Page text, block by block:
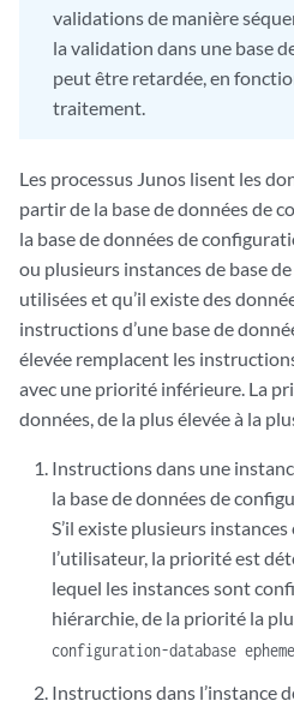
validations de manière
la validation dans une base
peut être retardée, en
traitement.
Les processus Junos lisent les
partir de la base de données de
la base de données de
ou plusieurs instances de base
utilisées et qu’il existe des
instructions d’une base de
élevée remplacent les
avec une priorité inférieure. La
données, de la plus élevée à la
Instructions dans une
la base de données de
S’il existe plusieurs
l’utilisateur, la priorité est
lequel les instances sont
hiérarchie, de la priorité la
configuration-database
Instructions dans l’instance